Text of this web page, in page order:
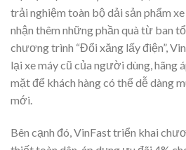
trải nghiệm toàn bộ dải sản phẩm
nhận thêm những phần quà từ ban
chương trình “Đổi xăng lấy điện”,
lại xe máy cũ của người dùng, hãng
mặt để khách hàng có thể dễ dàng
mới.
Bên cạnh đó, VinFast triển khai